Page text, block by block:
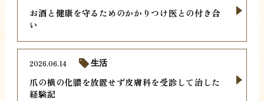
お酒と健康を守るためのかかりつけ医との付き合
い
爪の横の化膿を放置せず皮膚科を受診して治した
経験記
2026.06.14 生活